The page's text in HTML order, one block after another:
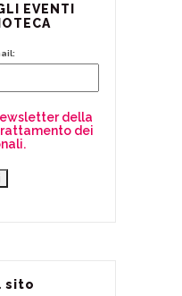
EVENTI
della
dei
sito